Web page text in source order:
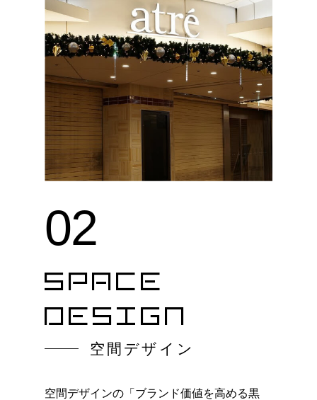
02
SPACE
DESIGN
空間デザイン
空間デザインの「ブランド価値を高める黒